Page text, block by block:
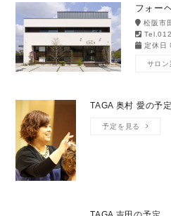
フォー
松阪市
定休日
サロン
TAGA 奥村 愛の予定
予定を見る
TAGA 吉田の予定